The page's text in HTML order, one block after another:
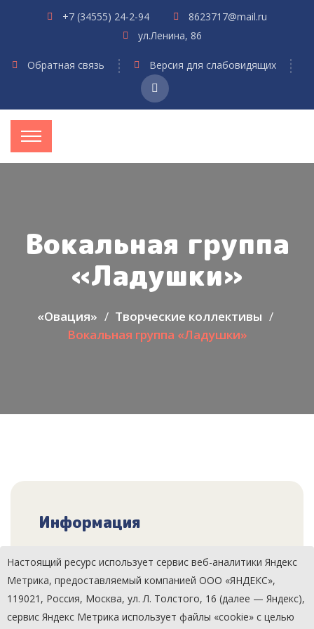
+7 (34555) 24-2-94
8623717@mail.ru
ул.Ленина, 86
Обратная связь Версия для слабовидящих
Вокальная группа
«Ладушки»
«Овация»
Творческие коллективы
Вокальная группа «Ладушки»
Информация
Красивский СК
Количество участников:
Настоящий ресурс использует сервис веб-аналитики Яндекс
Метрика, предоставляемый компанией ООО «ЯНДЕКС»,
119021, Россия, Москва, ул. Л. Толстого, 16 (далее — Яндекс),
сервис Яндекс Метрика использует файлы «cookie» с целью